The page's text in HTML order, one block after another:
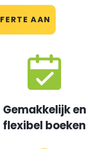
AAN
Gemakkelijk en
flexibel boeken